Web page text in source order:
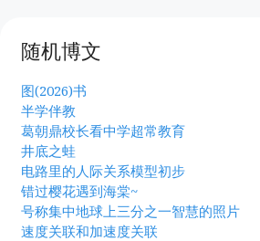
随机博文
图(2026)书
半学伴教
葛朝鼎校长看中学超常教育
井底之蛙
电路里的人际关系模型初步
错过樱花遇到海棠~
号称集中地球上三分之一智慧的照片
速度关联和加速度关联